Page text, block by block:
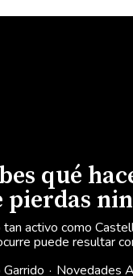
qué
pierdas
tan activo como
puede resultar
Garrido
Novedades